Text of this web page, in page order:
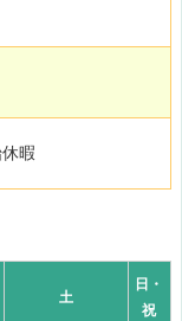
暇
土
日・
祝